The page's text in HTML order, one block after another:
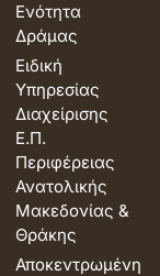
Ενότητα
Δράμας
Ειδική
Υπηρεσίας
Διαχείρισης
Ε.Π.
Περιφέρειας
Ανατολικής
Μακεδονίας &
Θράκης
Αποκεντρωμένη